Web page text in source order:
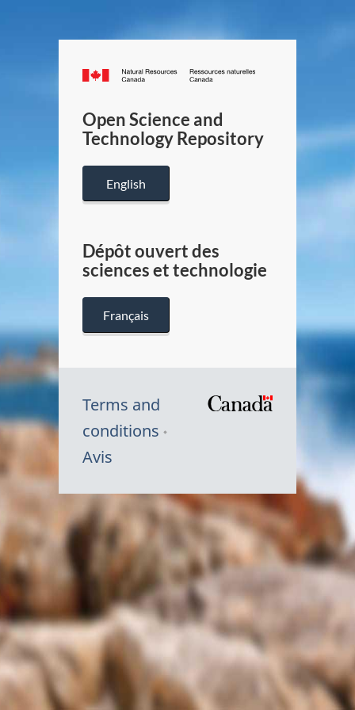
Canada.ca
/
Canada
Open Science and
Technology Repository
English
Dépôt ouvert des
sciences et technologie
Français
Terms and
conditions
Avis
Symbole
du
Canada